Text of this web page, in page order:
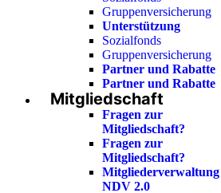
Gruppenversicherung
Unterstützung
Sozialfonds
Gruppenversicherung
Partner und Rabatte
Partner und Rabatte
Mitgliedschaft
Fragen zur
Mitgliedschaft?
Fragen zur
Mitgliedschaft?
Mitgliederverwaltung
NDV 2.0